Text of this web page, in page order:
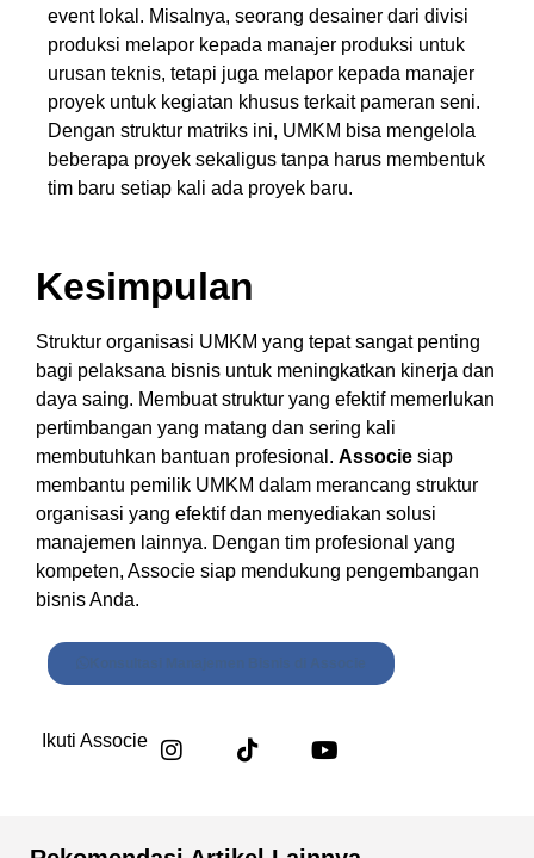
event lokal. Misalnya, seorang desainer dari divisi
produksi melapor kepada manajer produksi untuk
urusan teknis, tetapi juga melapor kepada manajer
proyek untuk kegiatan khusus terkait pameran seni.
Dengan struktur matriks ini, UMKM bisa mengelola
beberapa proyek sekaligus tanpa harus membentuk
tim baru setiap kali ada proyek baru.
Kesimpulan
Struktur organisasi UMKM yang tepat sangat penting
bagi pelaksana bisnis untuk meningkatkan kinerja dan
daya saing. Membuat struktur yang efektif memerlukan
pertimbangan yang matang dan sering kali
membutuhkan bantuan profesional. Associe siap
membantu pemilik UMKM dalam merancang struktur
organisasi yang efektif dan menyediakan solusi
manajemen lainnya. Dengan tim profesional yang
kompeten, Associe siap mendukung pengembangan
bisnis Anda.
Ikuti Associe